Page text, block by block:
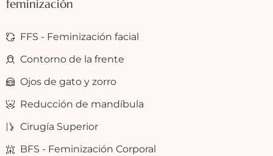
feminización
FFS - Feminización facial
Contorno de la frente
Ojos de gato y zorro
Reducción de mandíbula
Cirugía Superior
BFS - Feminización Corporal